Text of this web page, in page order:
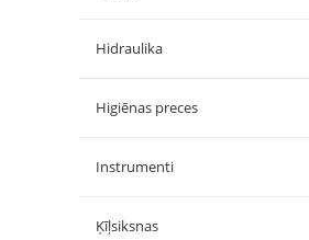
Hidraulika
Higiēnas preces
Instrumenti
Ķīļsiksnas